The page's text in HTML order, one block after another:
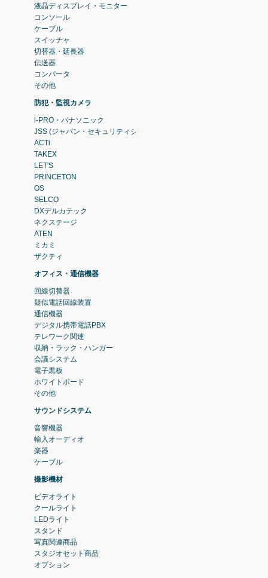
液晶ディスプレイ・モニター
コンソール
ケーブル
スイッチャ
切替器・延長器
伝送器
コンバータ
その他
防犯・監視カメラ
i-PRO・パナソニック
JSS (ジャパン・セキュリティシステム)
ACTi
TAKEX
LET'S
PRINCETON
OS
SELCO
DXデルカテック
ネクステージ
ATEN
ミカミ
ザクティ
オフィス・通信機器
回線切替器
疑似電話回線装置
通信機器
デジタル携帯電話PBX
テレワーク関連
収納・ラック・ハンガー
会議システム
電子黒板
ホワイトボード
その他
サウンドシステム
音響機器
輸入オーディオ
楽器
ケーブル
撮影機材
ビデオライト
クールライト
LEDライト
スタンド
写真関連商品
スタジオセット商品
オプション